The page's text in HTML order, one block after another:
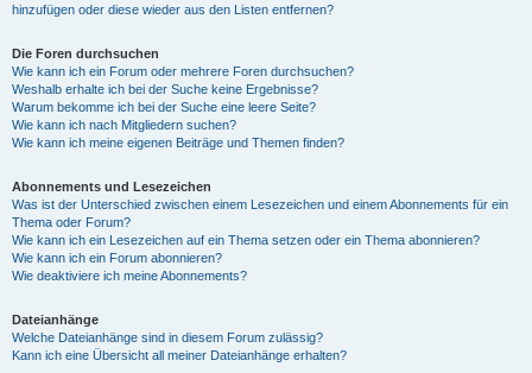
hinzufügen oder diese wieder aus den Listen entfernen?
Die Foren durchsuchen
Wie kann ich ein Forum oder mehrere Foren durchsuchen?
Weshalb erhalte ich bei der Suche keine Ergebnisse?
Warum bekomme ich bei der Suche eine leere Seite?
Wie kann ich nach Mitgliedern suchen?
Wie kann ich meine eigenen Beiträge und Themen finden?
Abonnements und Lesezeichen
Was ist der Unterschied zwischen einem Lesezeichen und einem Abonnements für ein
Thema oder Forum?
Wie kann ich ein Lesezeichen auf ein Thema setzen oder ein Thema abonnieren?
Wie kann ich ein Forum abonnieren?
Wie deaktiviere ich meine Abonnements?
Dateianhänge
Welche Dateianhänge sind in diesem Forum zulässig?
Kann ich eine Übersicht all meiner Dateianhänge erhalten?